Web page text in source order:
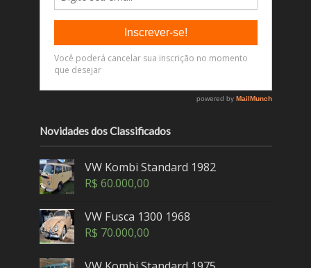
Novidades dos Classificados
VW Kombi Standard 1982
R$ 60.000,00
VW Fusca 1300 1968
R$ 70.000,00